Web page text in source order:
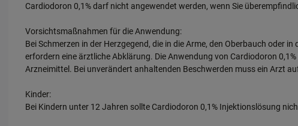
Cardiodoron 0,1% darf nicht angewendet werden, wenn Sie
Vorsichtsmaßnahmen für die Anwendung:
Bei Schmerzen in der Herzgegend, die in die Arme, den Oberbauch
erfordern eine ärztliche Abklärung. Die Anwendung von Cardiodoron
Arzneimittel. Bei unverändert anhaltenden Beschwerden muss ein Arzt
Kinder:
Bei Kindern unter 12 Jahren sollte Cardiodoron 0,1% Injektionslösung